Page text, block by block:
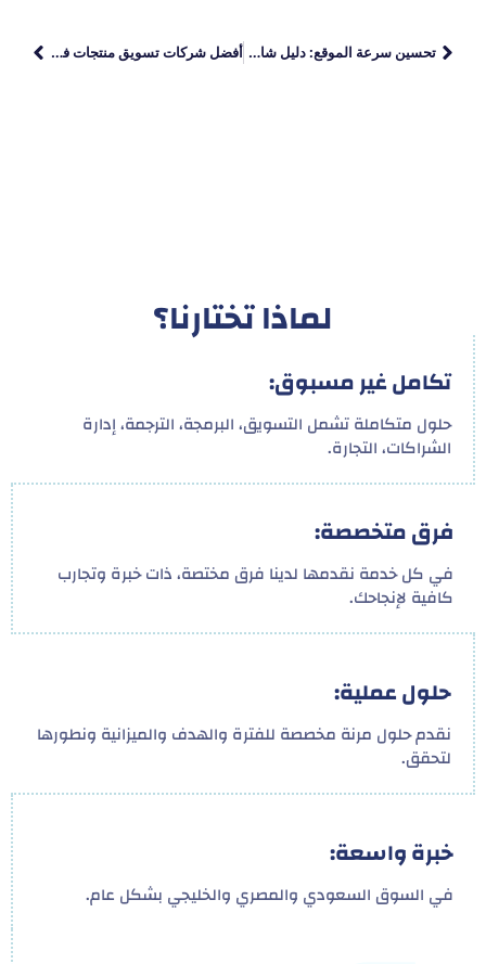
تحسين سرعة الموقع: دليل شامل لزيادة الأداء وتجربة المستخدم أفضل شركات تسويق منتجات في السعودية لزيادة المبيعات والأرباح
لماذا تختارنا؟
تكامل غير مسبوق:
حلول متكاملة تشمل التسويق، البرمجة، الترجمة، إدارة
الشراكات، التجارة.
فرق متخصصة:
في كل خدمة نقدمها لدينا فرق مختصة، ذات خبرة وتجارب
كافية لإنجاحك.
حلول عملية:
نقدم حلول مرنة مخصصة للفترة والهدف والميزانية ونطورها
لتحقق.
خبرة واسعة:
في السوق السعودي والمصري والخليجي بشكل عام.